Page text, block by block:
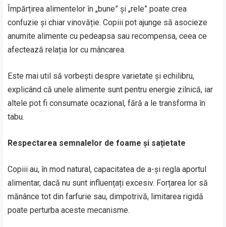
Împărțirea alimentelor în „bune” și „rele” poate crea
confuzie și chiar vinovăție. Copiii pot ajunge să asocieze
anumite alimente cu pedeapsa sau recompensa, ceea ce
afectează relația lor cu mâncarea.
Este mai util să vorbești despre varietate și echilibru,
explicând că unele alimente sunt pentru energie zilnică, iar
altele pot fi consumate ocazional, fără a le transforma în
tabu.
Respectarea semnalelor de foame și sațietate
Copiii au, în mod natural, capacitatea de a-și regla aportul
alimentar, dacă nu sunt influențați excesiv. Forțarea lor să
mănânce tot din farfurie sau, dimpotrivă, limitarea rigidă
poate perturba aceste mecanisme.